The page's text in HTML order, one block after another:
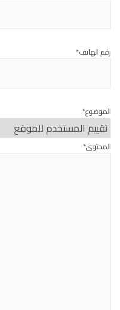
رقم الهاتف*
الموضوع*
المحتوى*